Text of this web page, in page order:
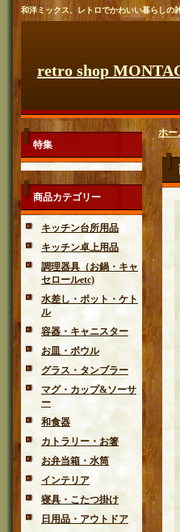
和洋ミックス、レトロでかわいい暮らしの
retro shop
特集
商品カテゴリー
キッチン台所用品
キッチン卓上用品
調理器具（お鍋・キャ
セロールetc)
水差し・ポット・ケト
ル
容器・キャニスター
お皿・ボウル
グラス・タンブラー
マグ・カップ&ソーサ
ー
和食器
カトラリー・お箸
お弁当箱・水筒
インテリア
寝具・こたつ掛け
日用品・アウトドア
ホー